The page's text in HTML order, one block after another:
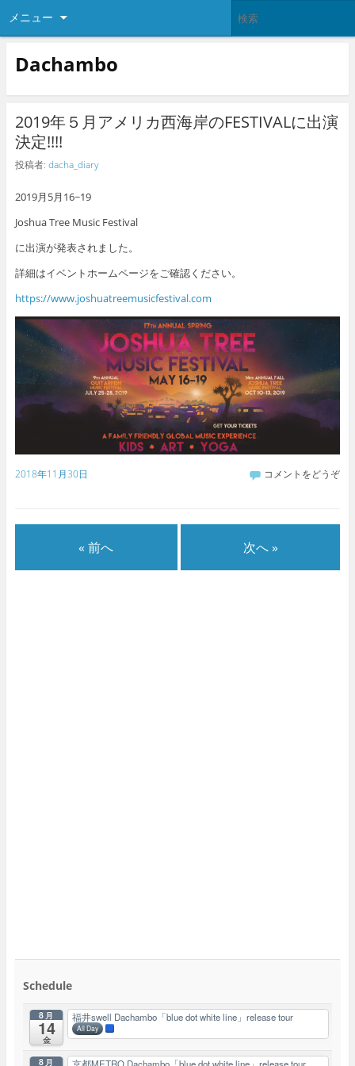
メニュー
Dachambo
2019年５月アメリカ西海岸のFESTIVALに出演
決定!!!!
投稿者: dacha_diary
2019月5月16~19
Joshua Tree Music Festival
に出演が発表されました。
詳細はイベントホームページをご確認ください。
https://www.joshuatreemusicfestival.com
2018年11月30日 コメントをどうぞ
« 前へ 次へ »
Schedule
8月
14
金
福井swell Dachambo「blue dot white line」release tour
All Day
8月